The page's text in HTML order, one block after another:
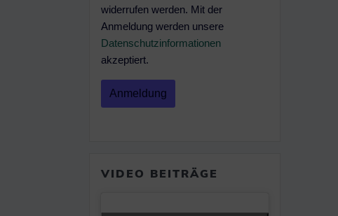
widerrufen werden. Mit der
Anmeldung werden unsere
Datenschutzinformationen
akzeptiert.
VIDEO BEITRÄGE